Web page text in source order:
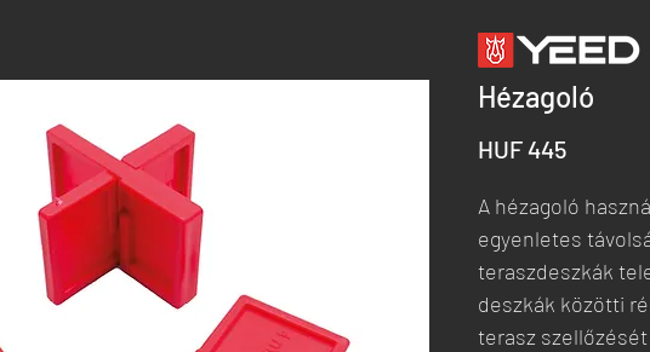
Hézagoló
HUF 445Ár
A hézagoló
egyenletes
teraszdeszkák
deszkák közötti
terasz